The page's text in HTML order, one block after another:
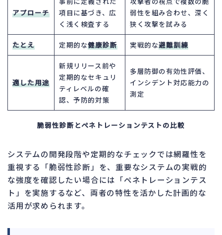
アプローチ
項目に基づき、広
く浅く検査する
弱性を組み合わせ、深く
狭く攻撃を試みる
たとえ 定期的な健康診断 実戦的な避難訓練
適した用途
新規リリース前や
定期的なセキュリ
ティレベルの確
認、予防的対策
多層防御の有効性評価、
インシデント対応能力の
測定
脆弱性診断とペネトレーションテストの比較
システムの開発段階や定期的なチェックでは網羅性を
重視する「脆弱性診断」を、重要なシステムの実戦的
な強度を確認したい場合には「ペネトレーションテス
ト」を実施するなど、両者の特性を活かした計画的な
活用が求められます。